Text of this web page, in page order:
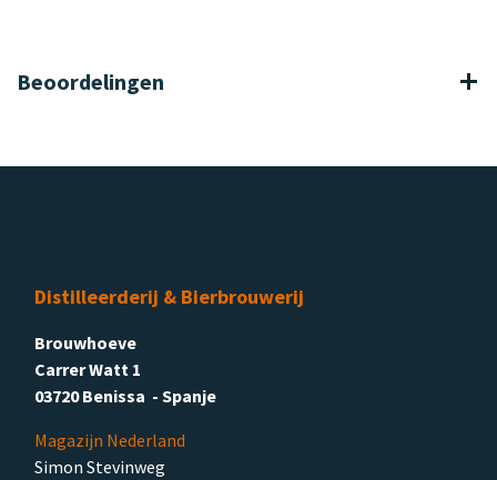
Beoordelingen
Distilleerderij & Bierbrouwerij
Brouwhoeve
Carrer Watt 1
03720 Benissa - Spanje
Magazijn Nederland
Simon Stevinweg